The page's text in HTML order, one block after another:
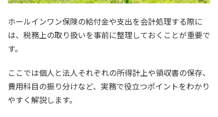
ホールインワン保険の給付金や支出を会計処理する際に
は、税務上の取り扱いを事前に整理しておくことが重要で
す。
ここでは個人と法人それぞれの所得計上や領収書の保存、
費用科目の振り分けなど、実務で役立つポイントをわかり
やすく解説します。